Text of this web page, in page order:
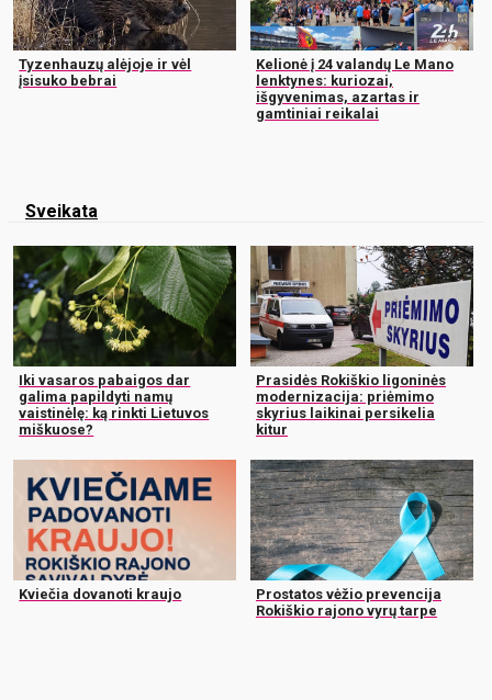
Tyzenhauzų alėjoje ir vėl
įsisuko bebrai
Kelionė į 24 valandų Le Mano
lenktynes: kuriozai,
išgyvenimas, azartas ir
gamtiniai reikalai
Sveikata
Iki vasaros pabaigos dar
galima papildyti namų
vaistinėlę: ką rinkti Lietuvos
miškuose?
Prasidės Rokiškio ligoninės
modernizacija: priėmimo
skyrius laikinai persikelia
kitur
Kviečia dovanoti kraujo
Prostatos vėžio prevencija
Rokiškio rajono vyrų tarpe